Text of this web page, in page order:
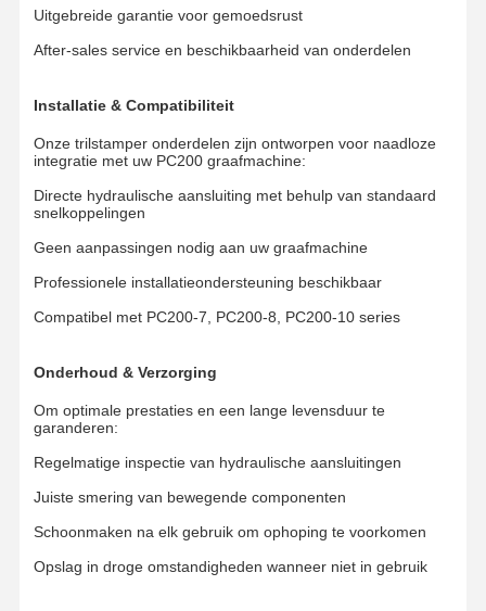
Uitgebreide garantie voor gemoedsrust
After-sales service en beschikbaarheid van onderdelen
Installatie & Compatibiliteit
Onze trilstamper onderdelen zijn ontworpen voor naadloze
integratie met uw PC200 graafmachine:
Directe hydraulische aansluiting met behulp van standaard
snelkoppelingen
Geen aanpassingen nodig aan uw graafmachine
Professionele installatieondersteuning beschikbaar
Compatibel met PC200-7, PC200-8, PC200-10 series
Onderhoud & Verzorging
Om optimale prestaties en een lange levensduur te
garanderen:
Regelmatige inspectie van hydraulische aansluitingen
Juiste smering van bewegende componenten
Schoonmaken na elk gebruik om ophoping te voorkomen
Opslag in droge omstandigheden wanneer niet in gebruik